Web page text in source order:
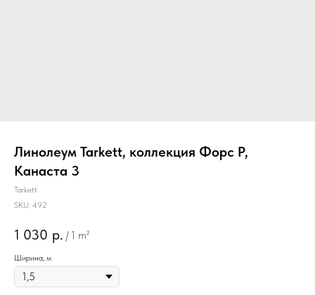
Линолеум Tarkett, коллекция Форс Р,
Канаста 3
Tarkett
SKU: 492
1 030 р. / 1 m²
Ширина, м